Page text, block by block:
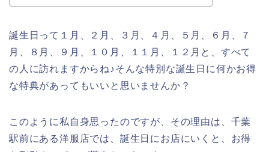
誕生日って１月、２月、３月、４月、５月、６月、７
月、８月、９月、１０月、１１月、１２月と、すべて
の人に訪れますからね♪そんな特別な誕生日に何かお得
な特典があってもいいと思いませんか？
このように私自身思ったのですが、その理由は、千葉
駅前にある洋服店では、誕生日にお店にいくと、お得